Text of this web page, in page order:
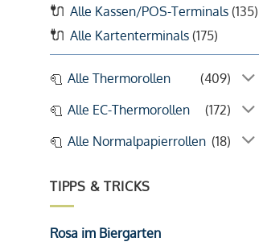
Alle Kassen/POS-Terminals (135)
Alle Kartenterminals (175)
Alle Thermorollen
(409)
Alle EC-Thermorollen
(172)
Alle Normalpapierrollen (18)
TIPPS & TRICKS
Rosa im Biergarten